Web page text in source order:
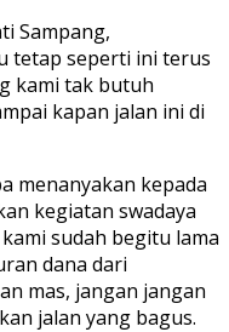
Sampang,
tetap seperti ini terus
kami tak butuh
kapan jalan ini di
menanyakan kepada
kegiatan swadaya
sudah begitu lama
dana dari
mas, jangan jangan
jalan yang bagus.